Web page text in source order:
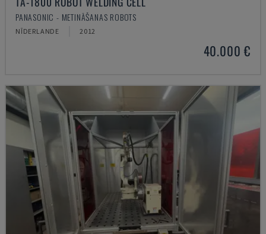
PANASONIC - METINĀŠANAS ROBOTS
NĪDERLANDE 2012
40.000 €